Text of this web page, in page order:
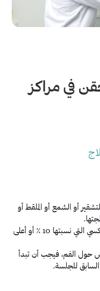
في مراكز
أو الشمع أو الملقط أو
التوقَّف عن استخدام أحماض ألفا هيدروكسي التي نسبتها 10 ٪ أو أعلى
حول الفم، فيجب أن تبدأ
السابق للجلسة.